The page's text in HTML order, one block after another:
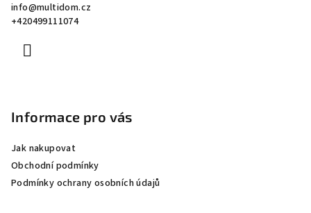
info@multidom.cz
+420499111074
Informace pro vás
Jak nakupovat
Obchodní podmínky
Podmínky ochrany osobních údajů